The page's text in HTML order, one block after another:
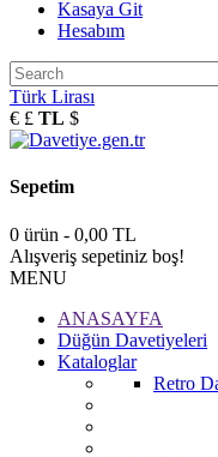
Kasaya Git
Hesabım
Türk Lirası
€ £ TL $
Sepetim
0 ürün - 0,00 TL
Alışveriş sepetiniz boş!
MENU
ANASAYFA
Düğün Davetiyeleri
Kataloglar
Retro